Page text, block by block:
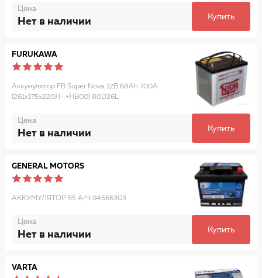
Цена
Нет в наличии Купить
FURUKAWA
Аккумулятор FB Super Nova 12В 68Ah 700A
(261x175x220) (- +) (В00) 80D26L
Цена
Нет в наличии Купить
GENERAL MOTORS
АККУМУЛЯТОР 55 А/Ч 94566303
Цена
Нет в наличии Купить
VARTA